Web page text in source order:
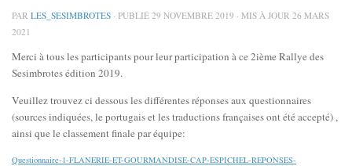
PAR LES_SESIMBROTES · PUBLIÉ 29 NOVEMBRE 2019 · MIS À JOUR 26 MARS
2021
Merci à tous les participants pour leur participation à ce 2ième Rallye des
Sesimbrotes édition 2019.
Veuillez trouvez ci dessous les différentes réponses aux questionnaires
(sources indiquées, le portugais et les traductions françaises ont été accepté) ,
ainsi que le classement finale par équipe:
Questionnaire-1-FLANERIE-ET-GOURMANDISE-CAP-ESPICHEL-REPONSES-